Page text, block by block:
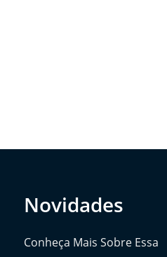
Novidades
Conheça Mais Sobre Essa